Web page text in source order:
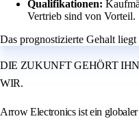
Qualifikationen:
Vertrieb sind von Vorteil.
Das prognostizierte Gehalt
DIE ZUKUNFT GEHÖRT
WIR.
Arrow Electronics ist ein